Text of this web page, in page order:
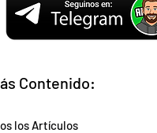
Contenido:
los Artículos